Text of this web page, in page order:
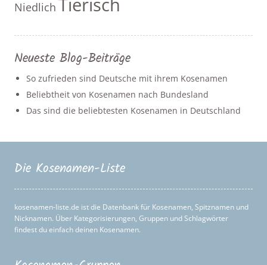
Niedlich
Neueste Blog-Beiträge
So zufrieden sind Deutsche mit ihrem Kosenamen
Beliebtheit von Kosenamen nach Bundesland
Das sind die beliebtesten Kosenamen in Deutschland
Die Kosenamen-Liste
kosenamen-liste.de ist die Datenbank für Kosenamen, Spitznamen und
Nicknamen. Über Kategorisierungen, Gruppen und Schlagwörter
findest du einfach deinen Kosenamen.